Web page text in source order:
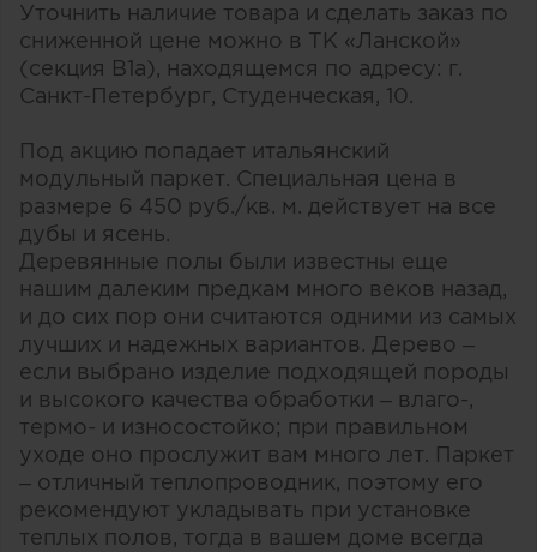
Уточнить наличие товара и сделать заказ по
сниженной цене можно в ТК «Ланской»
(секция B1a), находящемся по адресу: г.
Санкт-Петербург, Студенческая, 10.
Под акцию попадает итальянский
модульный паркет. Специальная цена в
размере 6 450 руб./кв. м. действует на все
дубы и ясень.
Деревянные полы были известны еще
нашим далеким предкам много веков назад,
и до сих пор они считаются одними из самых
лучших и надежных вариантов. Дерево –
если выбрано изделие подходящей породы
и высокого качества обработки – влаго-,
термо- и износостойко; при правильном
уходе оно прослужит вам много лет. Паркет
– отличный теплопроводник, поэтому его
рекомендуют укладывать при установке
теплых полов, тогда в вашем доме всегда